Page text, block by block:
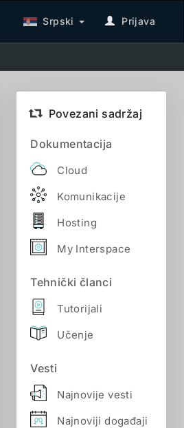
Srpski Prijava
Povezani sadržaj
Dokumentacija
Cloud
Komunikacije
Hosting
My Interspace
Tehnički članci
Tutorijali
Učenje
Vesti
Najnovije vesti
Najnoviji događaji